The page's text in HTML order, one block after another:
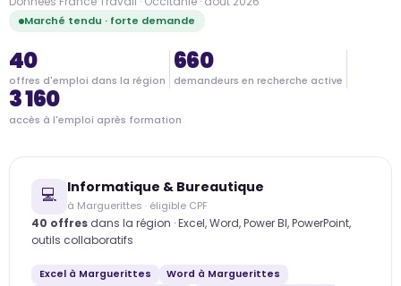
Marché tendu · forte demande
40
offres d'emploi dans la région
660
demandeurs en recherche active
3 160
accès à l'emploi après formation
💻 Informatique & Bureautique
à Marguerittes · éligible CPF
40 offres dans la région · Excel, Word, Power BI, PowerPoint,
outils collaboratifs
Excel à Marguerittes
Word à Marguerittes